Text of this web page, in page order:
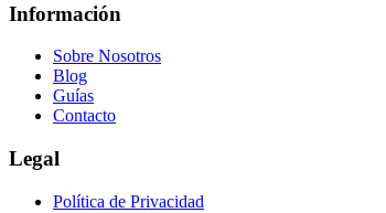
Información
Sobre Nosotros
Blog
Guías
Contacto
Legal
Política de Privacidad